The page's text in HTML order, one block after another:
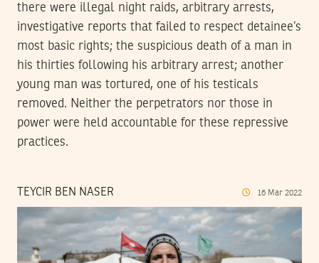
there were illegal night raids, arbitrary arrests,
investigative reports that failed to respect detainee’s
most basic rights; the suspicious death of a man in
his thirties following his arbitrary arrest; another
young man was tortured, one of his testicals
removed. Neither the perpetrators nor those in
power were held accountable for these repressive
practices.
TEYCIR BEN NASER 16 Mar 2022